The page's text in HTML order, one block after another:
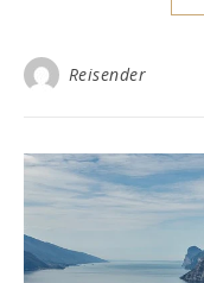
Reisender